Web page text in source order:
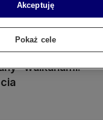
wulkanami.
Akceptuję
Pokaż cele